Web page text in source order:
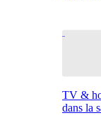
TV &
dans la